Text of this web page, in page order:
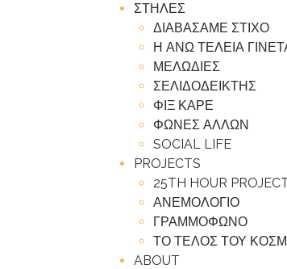
ΣΤΗΛΕΣ
ΔΙΑΒΑΣΑΜΕ ΣΤΙΧΟ
Η ΑΝΩ ΤΕΛΕΙΑ
ΜΕΛΩΔΙΕΣ
ΣΕΛΙΔΟΔΕΙΚΤΗΣ
ΦΙΞ ΚΑΡΕ
ΦΩΝΕΣ ΑΛΛΩΝ
SOCIAL LIFE
PROJECTS
25TH HOUR
ΑΝΕΜΟΛΟΓΙΟ
ΓΡΑΜΜΟΦΩΝΟ
ΤΟ ΤΕΛΟΣ ΤΟΥ
ABOUT